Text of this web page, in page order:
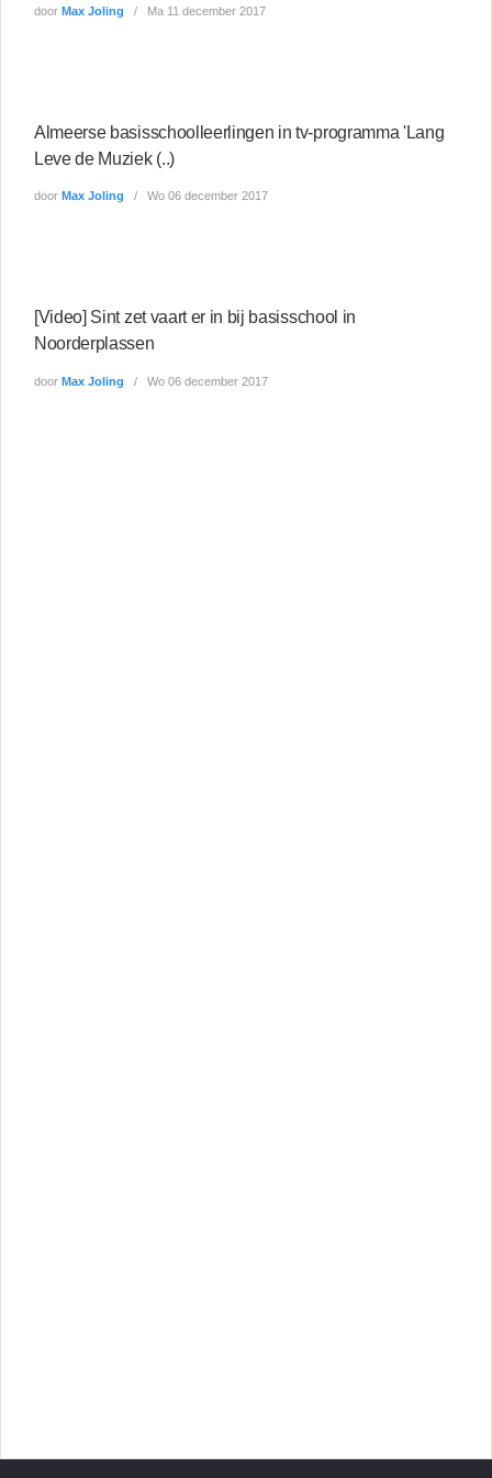
door Max Joling Ma 11 december 2017
Almeerse basisschoolleerlingen in tv-programma 'Lang
Leve de Muziek (..)
door Max Joling Wo 06 december 2017
[Video] Sint zet vaart er in bij basisschool in
Noorderplassen
door Max Joling Wo 06 december 2017